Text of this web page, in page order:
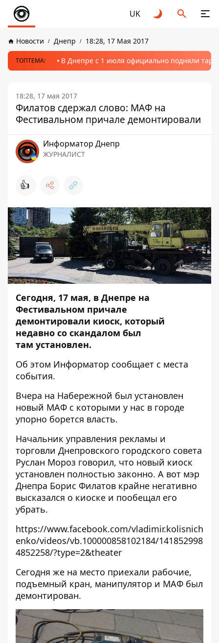
UK
Новости Днепр 18:28, 17 Мая 2017
ТОПТЕМА: В Днепре с 1 июля официально подняли
18:28, 17 мая 2017
Филатов сдержал слово: МАФ на
Фестивальном причале демонтировали
Информатор Днепр
ЖУРНАЛИСТ
👍
Сегодня, 17 мая, в Днепре на
Фестивальном причале
демонтировали киоск, который
недавно со скандалом был
там установлен.
Об этом Информатор сообщает с места
события.
Вчера на Набережной был установлен
новый МАФ с которыми у нас в городе
упорно борется власть.
Начальник управления рекламы и
торговли Днепровского городского совета
Руслан Мороз говорил, что новый киоск
установлен полностью законно. А вот мэр
Днепра Борис Филатов крайне негативно
высказался о киоске и пообещал его
убрать.
https://www.facebook.com/vladimir.kolisnich
enko/videos/vb.100000858102184/141852998
4852258/?type=2&theater
Сегодня же на место приехали рабочие,
подъемный кран, манипулятор и МАФ был
демонтирован.